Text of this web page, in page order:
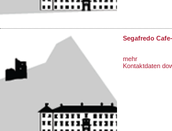
Segafredo
mehr
Kontaktdaten